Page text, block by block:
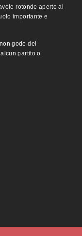
rotonde aperte al
importante e
gode del
partito o